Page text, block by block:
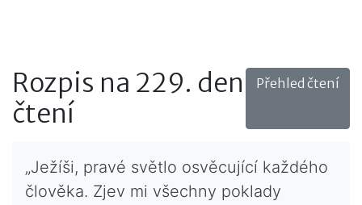
Rozpis na 229. den
čtení
Přehled čtení
„Ježíši, pravé světlo osvěcující každého
člověka. Zjev mi všechny poklady